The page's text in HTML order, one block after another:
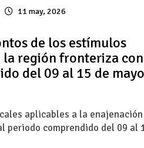
11 may, 2026
de los estímulos
la región fronteriza con
del 09 al 15 de
aplicables a la enajenación
periodo comprendido del 09 al